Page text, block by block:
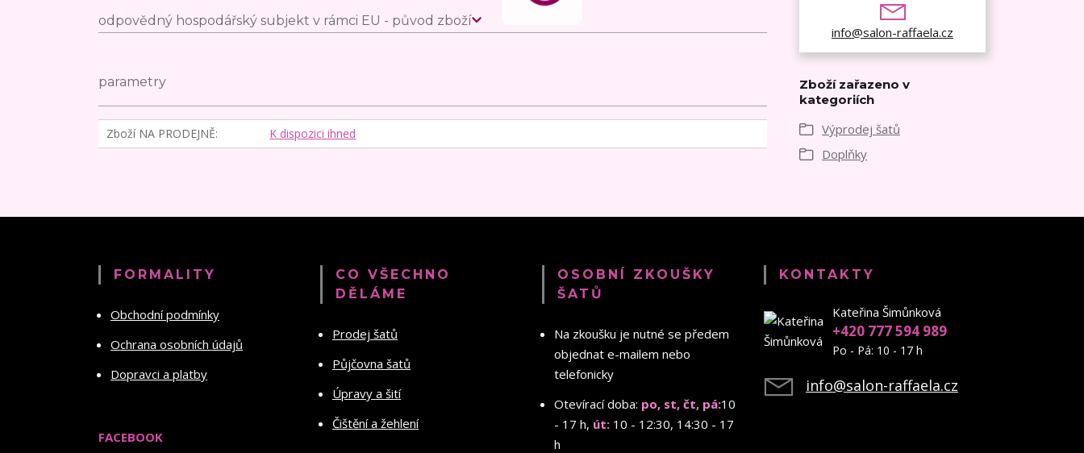
odpovědný hospodářský subjekt v rámci EU - původ zboží
parametry
Zboží NA PRODEJNĚ K dispozici ihned
info@salon-raffaela.cz
Zboží zařazeno v
kategoriích
Výprodej šatů
Doplňky
FORMALITY
Obchodní podmínky
Ochrana osobních údajů
Dopravci a platby
FACEBOOK
CO VŠECHNO
DĚLÁME
Prodej šatů
Půjčovna šatů
Úpravy a šití
Čištění a žehlení
OSOBNÍ ZKOUŠKY
ŠATŮ
Na zkoušku je nutné se předem
objednat e-mailem nebo
telefonicky
Otevírací doba: po, st, čt, pá:10
- 17 h, út: 10 - 12:30, 14:30 - 17
h
KONTAKTY
Kateřina Šimůnková
+420 777 594 989
Po - Pá: 10 - 17 h
info@salon-raffaela.cz